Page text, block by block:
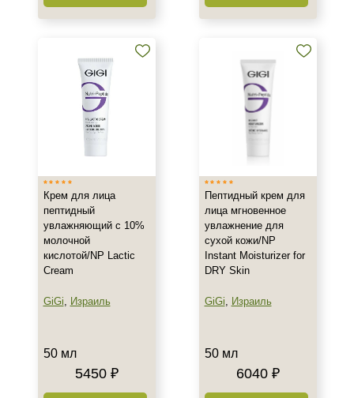
Аминокислоты
Бисаболол
Время применения
Вечер
День
Ежедневный
Показать еще
Крем для лица
пептидный
увлажняющий с 10%
молочной
кислотой/NP Lactic
Cream
GiGi, Израиль
50 мл
5450 ₽
Пептидный крем для
лица мгновенное
увлажнение для
сухой кожи/NP
Instant Moisturizer for
DRY Skin
GiGi, Израиль
50 мл
6040 ₽